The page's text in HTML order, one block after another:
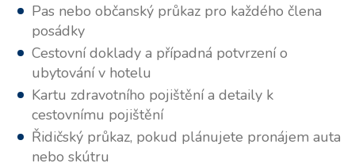
Pas nebo občanský průkaz pro každého člena
posádky
Cestovní doklady a případná potvrzení o
ubytování v hotelu
Kartu zdravotního pojištění a detaily k
cestovnímu pojištění
Řidičský průkaz, pokud plánujete pronájem auta
nebo skútru